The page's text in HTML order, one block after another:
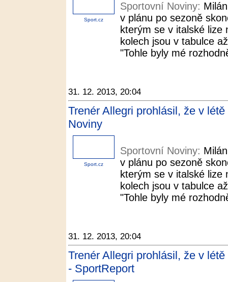
Sport.cz
Sportovní Noviny:
v plánu po sezoně
kterým se v italské lize
kolech jsou v tabulce
"Tohle byly mé
31. 12. 2013, 20:04
Trenér Allegri prohlásil, že v
Noviny
Sport.cz
Sportovní Noviny:
v plánu po sezoně
kterým se v italské lize
kolech jsou v tabulce
"Tohle byly mé
31. 12. 2013, 20:04
Trenér Allegri prohlásil, že v
- SportReport